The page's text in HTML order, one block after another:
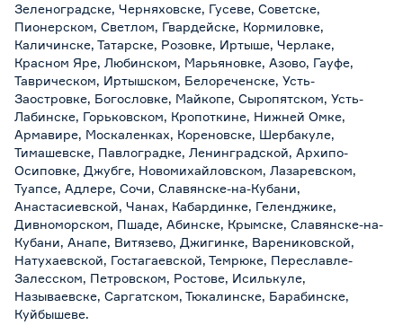
Зеленоградске, Черняховске, Гусеве, Советске,
Пионерском, Светлом, Гвардейске, Кормиловке,
Каличинске, Татарске, Розовке, Иртыше, Черлаке,
Красном Яре, Любинском, Марьяновке, Азово, Гауфе,
Таврическом, Иртышском, Белореченске, Усть-
Заостровке, Богословке, Майкопе, Сыропятском, Усть-
Лабинске, Горьковском, Кропоткине, Нижней Омке,
Армавире, Москаленках, Кореновске, Шербакуле,
Тимашевске, Павлоградке, Ленинградской, Архипо-
Осиповке, Джубге, Новомихайловском, Лазаревском,
Туапсе, Адлере, Сочи, Славянске-на-Кубани,
Анастасиевской, Чанах, Кабардинке, Геленджике,
Дивноморском, Пшаде, Абинске, Крымске, Славянске-на-
Кубани, Анапе, Витязево, Джигинке, Варениковской,
Натухаевской, Гостагаевской, Темрюке, Переславле-
Залесском, Петровском, Ростове, Исилькуле,
Называевске, Саргатском, Тюкалинске, Барабинске,
Куйбышеве.